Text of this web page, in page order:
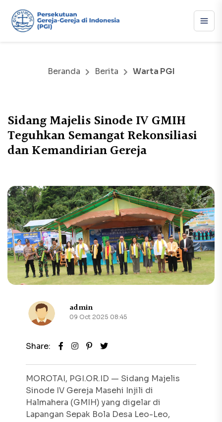
Beranda Berita Warta PGI
Sidang Majelis Sinode IV GMIH
Teguhkan Semangat Rekonsiliasi
dan Kemandirian Gereja
admin
09 Oct 2025 08:45
Share:
MOROTAI, PGI.OR.ID — Sidang Majelis
Sinode IV Gereja Masehi Injili di
Halmahera (GMIH) yang digelar di
Lapangan Sepak Bola Desa Leo-Leo,